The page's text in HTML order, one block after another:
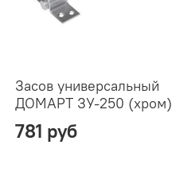
Засов универсальный
ДОМАРТ ЗУ-250 (хром)
781 руб